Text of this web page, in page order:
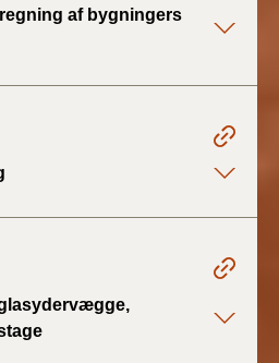
af bygningers